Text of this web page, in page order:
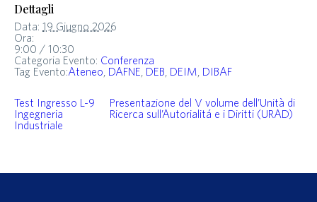
Dettagli
Data: 19 Giugno 2026
Ora:
9:00 / 10:30
Categoria Evento: Conferenza
Tag Evento:Ateneo DAFNE DEB DEIM DIBAF
Test Ingresso L-9
Ingegneria
Industriale
Presentazione del V volume dell’Unità di
Ricerca sull’Autorialitá e i Diritti (URAD)